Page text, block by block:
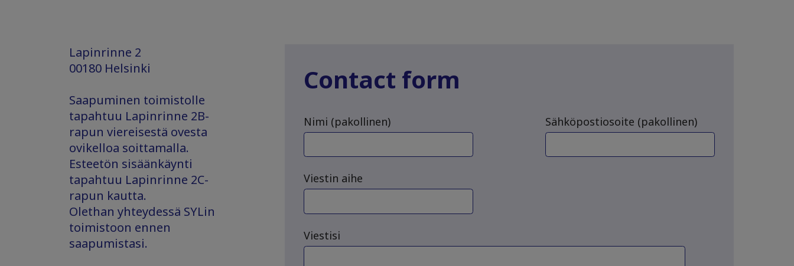
Lapinrinne 2
00180 Helsinki
Saapuminen toimistolle
tapahtuu Lapinrinne 2B-
rapun viereisestä ovesta
ovikelloa soittamalla.
Esteetön sisäänkäynti
tapahtuu Lapinrinne 2C-
rapun kautta.
Olethan yhteydessä SYLin
toimistoon ennen
saapumistasi.
Contact form
Nimi (pakollinen) Sähköpostiosoite (pakollinen)
Viestin aihe
Viestisi